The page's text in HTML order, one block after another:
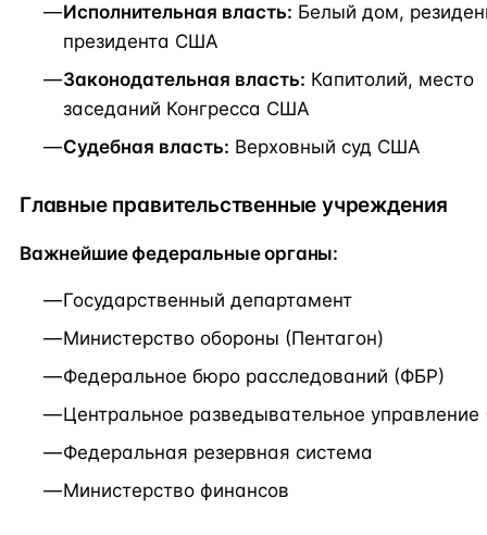
Исполнительная власть: Белый дом,
президента США
Законодательная власть: Капитолий, место
заседаний Конгресса США
Судебная власть: Верховный суд США
Главные правительственные учреждения
Важнейшие федеральные органы:
Государственный департамент
Министерство обороны (Пентагон)
Федеральное бюро расследований (ФБР)
Центральное разведывательное
Федеральная резервная система
Министерство финансов